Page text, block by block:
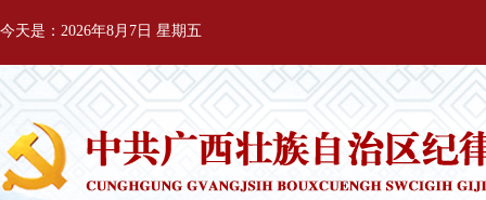
今天是：2026年8月7日 星期五